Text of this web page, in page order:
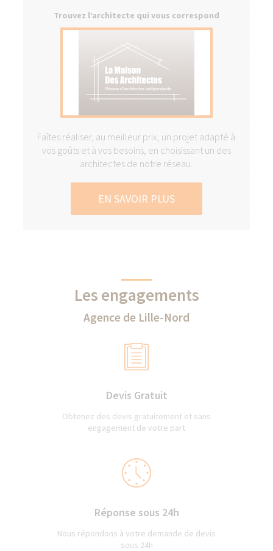
Trouvez l’architecte qui vous correspond
Faîtes réaliser, au meilleur prix, un projet adapté à
vos goûts et à vos besoins, en choisissant un des
architectes de notre réseau.
EN SAVOIR PLUS
Les engagements
Agence de Lille-Nord
Devis Gratuit
Obtenez des devis gratuitement et sans
engagement de votre part
Réponse sous 24h
Nous répondons à votre demande de devis
sous 24h